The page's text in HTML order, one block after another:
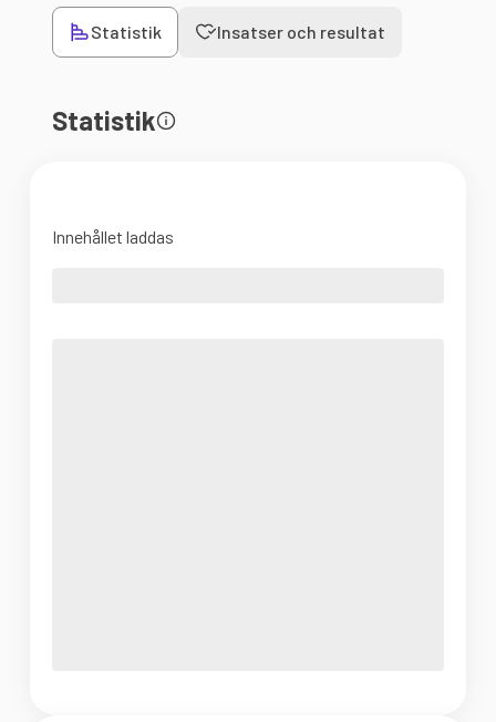
Statistik Insatser och resultat
Statistik
Innehållet laddas